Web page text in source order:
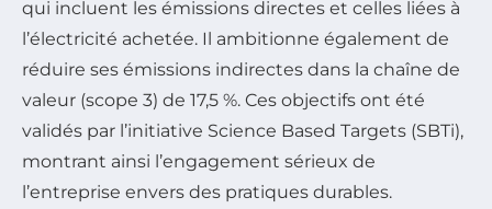
qui incluent les émissions directes et celles liées à
l’électricité achetée. Il ambitionne également de
réduire ses émissions indirectes dans la chaîne de
valeur (scope 3) de 17,5 %. Ces objectifs ont été
validés par l’initiative Science Based Targets (SBTi),
montrant ainsi l’engagement sérieux de
l’entreprise envers des pratiques durables.